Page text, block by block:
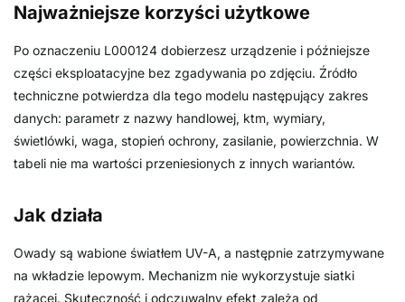
Najważniejsze korzyści użytkowe
Po oznaczeniu L000124 dobierzesz urządzenie i późniejsze
części eksploatacyjne bez zgadywania po zdjęciu. Źródło
techniczne potwierdza dla tego modelu następujący zakres
danych: parametr z nazwy handlowej, ktm, wymiary,
świetlówki, waga, stopień ochrony, zasilanie, powierzchnia. W
tabeli nie ma wartości przeniesionych z innych wariantów.
Jak działa
Owady są wabione światłem UV-A, a następnie zatrzymywane
na wkładzie lepowym. Mechanizm nie wykorzystuje siatki
rażącej. Skuteczność i odczuwalny efekt zależą od